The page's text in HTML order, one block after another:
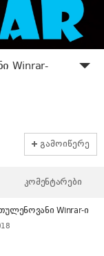
Winrar-
გამოიწერე
კომენტარები
Winrar-ი